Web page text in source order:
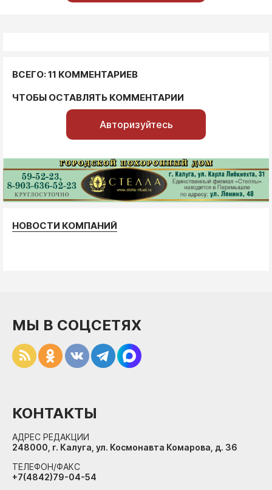
ВСЕГО: 11 КОММЕНТАРИЕВ
ЧТОБЫ ОСТАВЛЯТЬ КОММЕНТАРИИ
Авторизуйтесь
НОВОСТИ КОМПАНИЙ
МЫ В СОЦСЕТЯХ
КОНТАКТЫ
АДРЕС РЕДАКЦИИ
248000, г. Калуга, ул. Космонавта Комарова, д. 36
ТЕЛЕФОН/ФАКС
+7(4842)79-04-54